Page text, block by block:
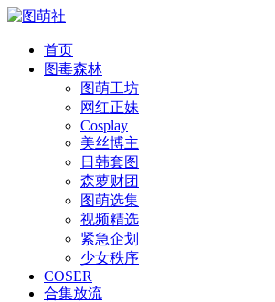
首页
图毒森林
图萌工坊
网红正妹
Cosplay
美丝博主
日韩套图
森萝财团
图萌选集
视频精选
紧急企划
少女秩序
COSER
合集放流